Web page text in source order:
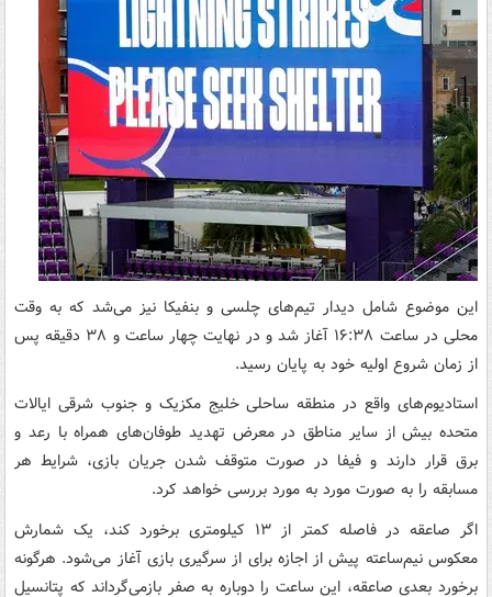
این موضوع شامل دیدار تیم‌های چلسی و بنفیکا نیز می‌شد که به وقت
محلی در ساعت ۱۶:۳۸ آغاز شد و در نهایت چهار ساعت و ۳۸ دقیقه پس
از زمان شروع اولیه خود به پایان رسید.
استادیوم‌های واقع در منطقه ساحلی خلیج مکزیک و جنوب شرقی ایالات
متحده بیش از سایر مناطق در معرض تهدید طوفان‌های همراه با رعد و
برق قرار دارند و فیفا در صورت متوقف شدن جریان بازی، شرایط هر
مسابقه را به صورت مورد به مورد بررسی خواهد کرد.
اگر صاعقه در فاصله کمتر از ۱۳ کیلومتری برخورد کند، یک شمارش
معکوس نیم‌ساعته پیش از اجازه برای از سرگیری بازی آغاز می‌شود. هرگونه
برخورد بعدی صاعقه، این ساعت را دوباره به صفر بازمی‌گرداند که پتانسیل